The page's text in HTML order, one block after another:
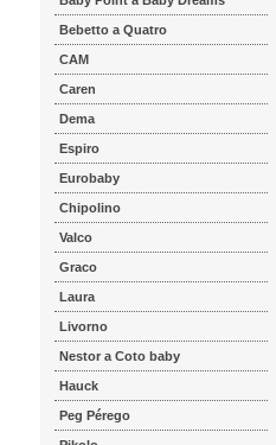
Bebetto a Quatro
CAM
Caren
Dema
Espiro
Eurobaby
Chipolino
Valco
Graco
Laura
Livorno
Nestor a Coto baby
Hauck
Peg Pérego